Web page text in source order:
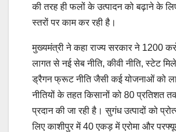
की तरह ही फलों के उत्पादन को बढ़ाने के लिए
स्तरों पर काम कर रही है।
मुख्यमंत्री ने कहा राज्य सरकार ने 1200
लागत से नई सेब नीति, कीवी नीति, स्टेट
ड्रैगन फ्रूट नीति जैसी कई योजनाओं को
नीतियों के तहत किसानों को 80 प्रतिशत
प्रदान की जा रही है। सुगंध उत्पादों को
लिए काशीपुर में 40 एकड़ में एरोमा और